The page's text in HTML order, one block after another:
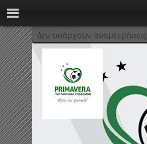
Δεν υπάρχουν αναμετρήσεις